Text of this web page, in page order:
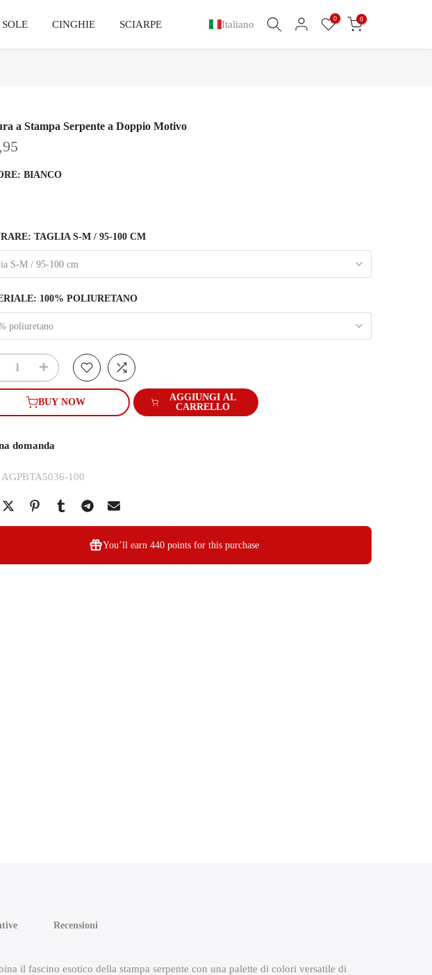
CINGHIE SCIARPE Italiano 0 0
a Stampa Serpente a Doppio Motivo
BIANCO
TAGLIA S-M / 95-100 CM
S-M / 95-100 cm
100% POLIURETANO
poliuretano
BUY NOW
AGGIUNGI AL
CARRELLO
domanda
AGPBTA5036-100
You’ll earn 440 pointsfor this purchase
Recensioni
il fascino esotico della stampa serpente con una palette di colori versatile di